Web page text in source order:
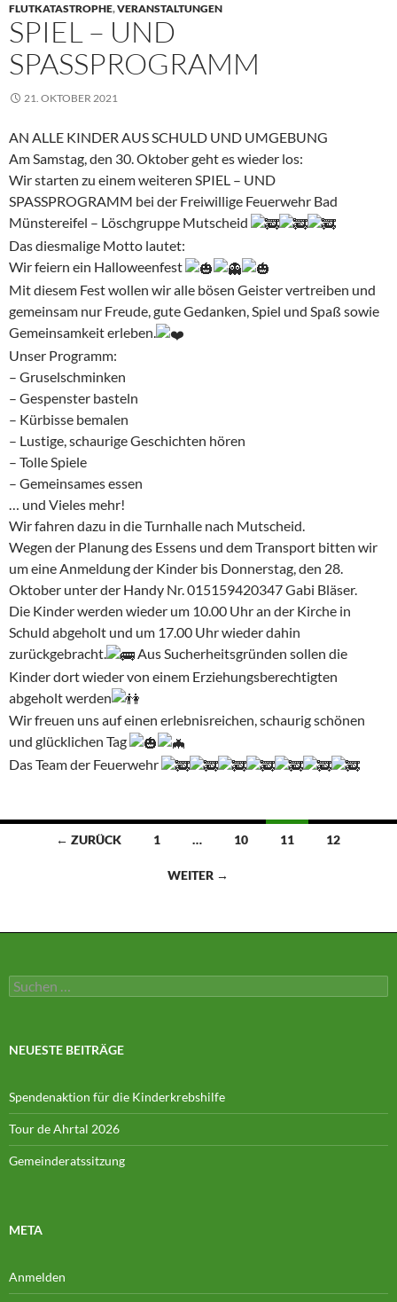
FLUTKATASTROPHE,VERANSTALTUNGEN
SPIEL – UND
SPASSPROGRAMM
21. OKTOBER 2021
AN ALLE KINDER AUS SCHULD UND UMGEBUNG
Am Samstag, den 30. Oktober geht es wieder los:
Wir starten zu einem weiteren SPIEL – UND
SPASSPROGRAMM bei der Freiwillige Feuerwehr Bad
Münstereifel – Löschgruppe Mutscheid
Das diesmalige Motto lautet:
Wir feiern ein Halloweenfest
Mit diesem Fest wollen wir alle bösen Geister vertreiben und
gemeinsam nur Freude, gute Gedanken, Spiel und Spaß sowie
Gemeinsamkeit erleben.
Unser Programm:
– Gruselschminken
– Gespenster basteln
– Kürbisse bemalen
– Lustige, schaurige Geschichten hören
– Tolle Spiele
– Gemeinsames essen
… und Vieles mehr!
Wir fahren dazu in die Turnhalle nach Mutscheid.
Wegen der Planung des Essens und dem Transport bitten wir
um eine Anmeldung der Kinder bis Donnerstag, den 28.
Oktober unter der Handy Nr. 015159420347 Gabi Bläser.
Die Kinder werden wieder um 10.00 Uhr an der Kirche in
Schuld abgeholt und um 17.00 Uhr wieder dahin
zurückgebracht.
Aus Sucherheitsgründen sollen die
Kinder dort wieder von einem Erziehungsberechtigten
abgeholt werden
Wir freuen uns auf einen erlebnisreichen, schaurig schönen
und glücklichen Tag
Das Team der Feuerwehr
Beitragsnavigation
← ZURÜCK 1 … 10 11 12
WEITER →
Suchen
nach:
NEUESTE BEITRÄGE
Spendenaktion für die Kinderkrebshilfe
Tour de Ahrtal 2026
Gemeinderatssitzung
META
Anmelden